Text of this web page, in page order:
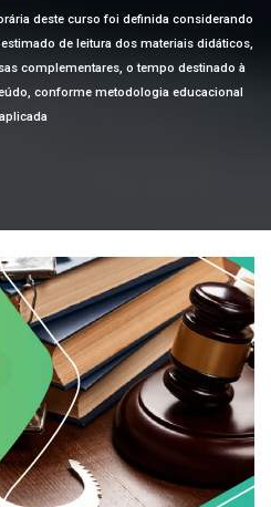
deste curso foi definida considerando
de leitura dos materiais didáticos,
complementares, o tempo destinado à
conforme metodologia educacional
aplicada